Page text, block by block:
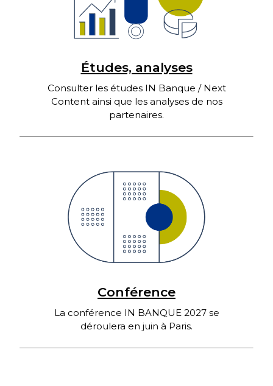
Études, analyses
Consulter les études IN Banque / Next
Content ainsi que les analyses de nos
partenaires.
Conférence
La conférence IN BANQUE 2027 se
déroulera en juin à Paris.